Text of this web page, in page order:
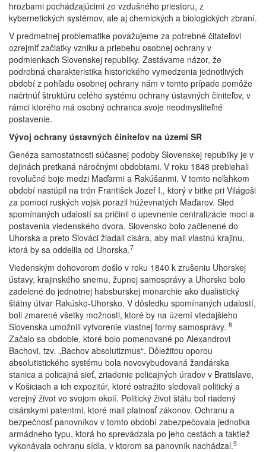
hrozbami pochádzajúcimi zo vzdušného priestoru, z
kybernetických systémov, ale aj chemických a biologických zbraní.
V predmetnej problematike považujeme za potrebné čitateľovi
ozrejmiť začiatky vzniku a priebehu osobnej ochrany v
podmienkach Slovenskej republiky. Zastávame názor, že
podrobná charakteristika historického vymedzenia jednotlivých
období z pohľadu osobnej ochrany nám v tomto prípade pomôže
načrtnúť štruktúru celého systému ochrany ústavných činiteľov, v
rámci ktorého má osobný ochranca svoje neodmysliteľné
postavenie.
Vývoj ochrany ústavných činiteľov na území SR
Genéza samostatnosti súčasnej podoby Slovenskej republiky je v
dejinách pretkaná náročnými obdobiami. V roku 1848 prebiehali
revolučné boje medzi Maďarmi a Rakúšanmi. V tomto neľahkom
období nastúpil na trón František Jozef I., ktorý v bitke pri Világoši
za pomoci ruských vojsk porazil húževnatých Maďarov. Sled
spomínaných udalostí sa pričinil o upevnenie centralizácie moci a
postavenia viedenského dvora. Slovensko bolo začlenené do
Uhorska a preto Slováci žiadali cisára, aby mali vlastnú krajinu,
ktorá by sa oddelila od Uhorska.7
Viedenským dohovorom došlo v roku 1840 k zrušeniu Uhorskej
ústavy, krajinského snemu, župnej samosprávy a Uhorsko bolo
zadelené do jednotnej habsburskej monarchie ako dualistický
štátny útvar Rakúsko-Uhorsko. V dôsledku spomínaných udalostí,
boli zmarené všetky možnosti, ktoré by na území vtedajšieho
Slovenska umožnili vytvorenie vlastnej formy samosprávy. 8
Začalo sa obdobie, ktoré bolo pomenované po Alexandrovi
Bachovi, tzv. „Bachov absolutizmus“. Dôležitou oporou
absolutistického systému bola novovybudovaná žandárska
stanica a policajná sieť, zriadenie policajných úradov v Bratislave,
v Košiciach a ich expozitúr, ktoré ostražito sledovali politický a
verejný život vo svojom okolí. Politický život štátu bol riadený
cisárskymi patentmi, ktoré mali platnosť zákonov. Ochranu a
bezpečnosť panovníkov v tomto období zabezpečovala jednotka
armádneho typu, ktorá ho sprevádzala po jeho cestách a taktiež
vykonávala ochranu sídla, v ktorom sa panovník nachádzal.9